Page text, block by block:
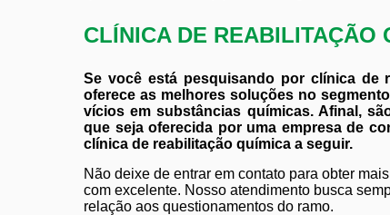
CLÍNICA DE REABILITAÇÃO
Se você está pesquisando por clínica de
oferece as melhores soluções no
vícios em substâncias químicas. Afinal,
que seja oferecida por uma empresa de
clínica de reabilitação química a seguir.
Não deixe de entrar em contato para obter
com excelente. Nosso atendimento busca
relação aos questionamentos do ramo.